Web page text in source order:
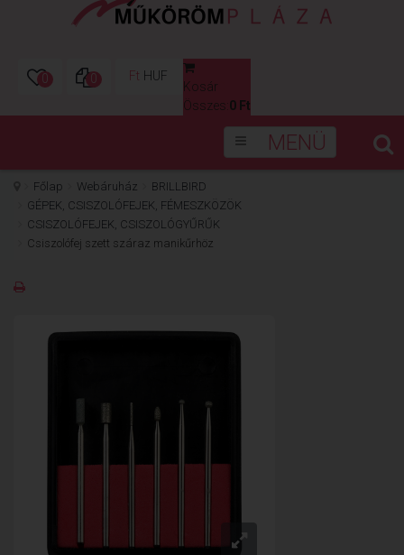
0 0 Ft HUF
Kosár
Összes: 0 Ft
MENÜ
Főlap Webáruház
BRILLBIRD
GÉPEK, CSISZOLÓFEJEK, FÉMESZKÖZÖK
CSISZOLÓFEJEK, CSISZOLÓGYŰRŰK
Csiszolófej szett száraz manikűrhöz